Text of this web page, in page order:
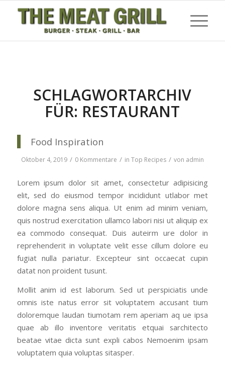
SCHLAGWORTARCHIV
FÜR: RESTAURANT
Food Inspiration
Oktober 4, 2019 / 0 Kommentare / in Top Recipes / von admin
Lorem ipsum dolor sit amet, consectetur adipisicing
elit, sed do eiusmod tempor incididunt utlabor met
dolore magna sens aliqua. Ut enim ad minim veniam,
quis nostrud exercitation ullamco labori nisi ut aliquip ex
ea commodo consequat. Duis auteirm ure dolor in
reprehenderit in voluptate velit esse cillum dolore eu
fugiat nulla pariatur. Excepteur sint occaecat cupin
datat non proident tusunt.
Mollit anim id est laborum. Sed ut perspiciatis unde
omnis iste natus error sit voluptatem accusant tium
doloremque laudan tiumotam rem aperiam aq ue ipsa
quae ab illo inventore veritatis etquai sarchitecto
beatae vitae dicta sunt expli cabos Nemoenim ipsam
voluptatem quia voluptas sitasper.